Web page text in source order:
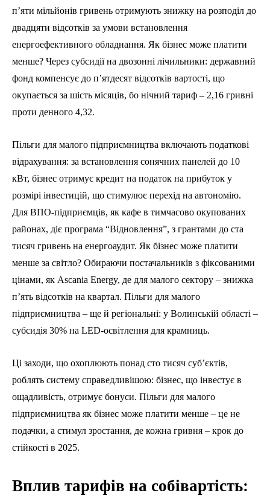
п’яти мільйонів гривень отримують знижку на розподіл до
двадцяти відсотків за умови встановлення
енергоефективного обладнання. Як бізнес може платити
менше? Через субсидії на двозонні лічильники: державний
фонд компенсує до п’ятдесят відсотків вартості, що
окупається за шість місяців, бо нічний тариф – 2,16 гривні
проти денного 4,32.
Пільги для малого підприємництва включають податкові
відрахування: за встановлення сонячних панелей до 10
кВт, бізнес отримує кредит на податок на прибуток у
розмірі інвестицій, що стимулює перехід на автономію.
Для ВПО-підприємців, як кафе в тимчасово окупованих
районах, діє програма “Відновлення”, з грантами до ста
тисяч гривень на енергоаудит. Як бізнес може платити
менше за світло? Обираючи постачальників з фіксованими
цінами, як Ascania Energy, де для малого сектору – знижка
п’ять відсотків на квартал. Пільги для малого
підприємництва – ще й регіональні: у Волинській області –
субсидія 30% на LED-освітлення для крамниць.
Ці заходи, що охоплюють понад сто тисяч суб’єктів,
роблять систему справедливішою: бізнес, що інвестує в
ощадливість, отримує бонуси. Пільги для малого
підприємництва як бізнес може платити менше – це не
подачки, а стимул зростання, де кожна гривня – крок до
стійкості в 2025.
Вплив тарифів на собівартість: